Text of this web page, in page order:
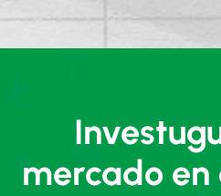
mercado en